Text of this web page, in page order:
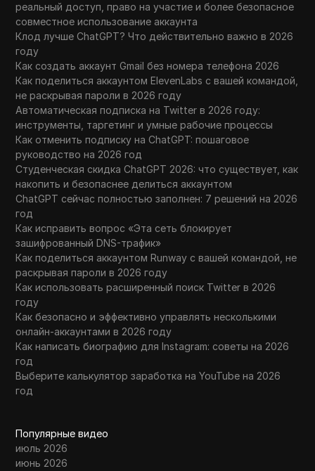
реальный доступ, право на участие и более безопасное
совместное использование аккаунта
Клод лучше ChatGPT? Что действительно важно в 2026
году
Как создать аккаунт Gmail без номера телефона 2026
Как поделиться аккаунтом ElevenLabs с вашей командой,
не раскрывая пароли в 2026 году
Автоматическая подписка на Twitter в 2026 году:
инструменты, таргетинг и умные рабочие процессы
Как отменить подписку на ChatGPT: пошаговое
руководство на 2026 год
Студенческая скидка ChatGPT 2026: что существует, как
накопить и безопаснее делиться аккаунтом
ChatGPT сейчас полностью заполнен: 7 решений на 2026
год
Как исправить вопрос «Эта сеть блокирует
зашифрованный DNS-трафик»
Как поделиться аккаунтом Runway с вашей командой, не
раскрывая пароли в 2026 году
Как использовать расширенный поиск Twitter в 2026
году
Как безопасно и эффективно управлять несколькими
онлайн-аккаунтами в 2026 году
Как написать биографию для Instagram: советы на 2026
год
Выберите калькулятор заработка на YouTube на 2026
год
Популярные видео
июль 2026
июнь 2026